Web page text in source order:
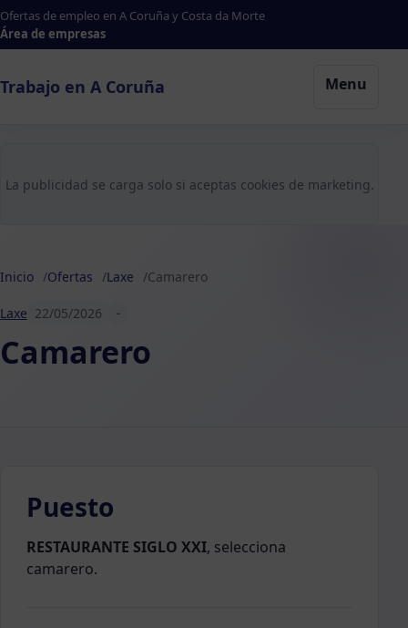
Ofertas de empleo en A Coruña y Costa da Morte
Área de empresas
Trabajo en A Coruña Menu
La publicidad se carga solo si aceptas cookies de marketing.
Inicio Ofertas Laxe Camarero
Laxe 22/05/2026 -
Camarero
Puesto
RESTAURANTE SIGLO XXI, selecciona
camarero.